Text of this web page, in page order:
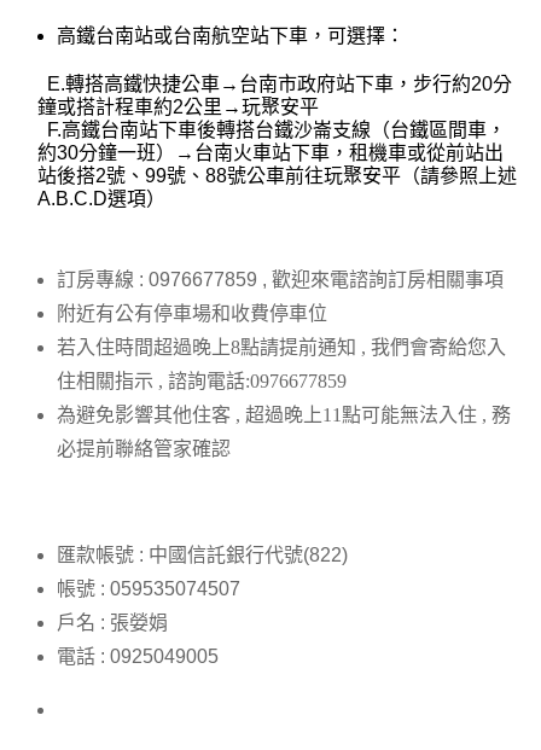
高鐵台南站或台南航空站下車，可選擇：
E.轉搭高鐵快捷公車→台南市政府站下車，步行約20分
鐘或搭計程車約2公里→玩聚安平
F.高鐵台南站下車後轉搭台鐵沙崙支線（台鐵區間車，
約30分鐘一班）→台南火車站下車，租機車或從前站出
站後搭2號、 99號、 88號公車前往玩聚安平（請參照上述
A.B.C.D選項）
訂房專線 : 0976677859 , 歡迎來電諮詢訂房相關事項
附近有公有停車場和收費停車位
若入住時間超過晚上8點請提前通知 , 我們會寄給您入
住相關指示 , 諮詢電話:0976677859
為避免影響其他住客 , 超過晚上11點可能無法入住 , 務
必提前聯絡管家確認
匯款帳號 : 中國信託銀行代號(822)
帳號 : 059535074507
戶名 : 張嫈娟
電話 : 0925049005